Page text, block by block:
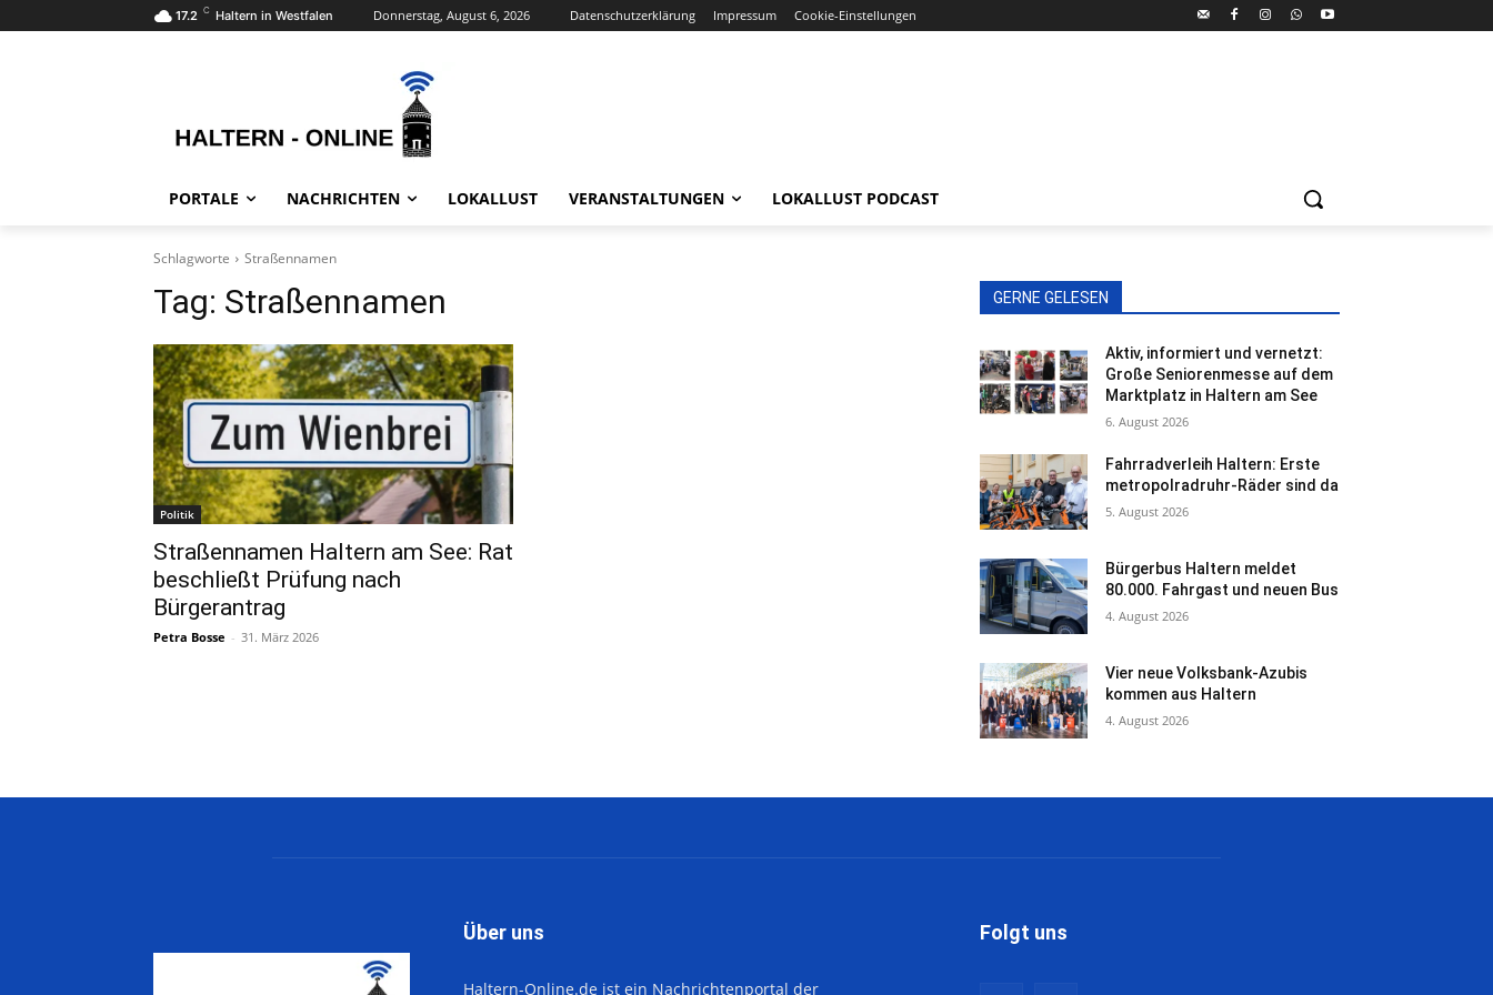
17.2 C Haltern in Westfalen Donnerstag, August 6, 2026 Datenschutzerklärung Impressum Cookie-Einstellungen
PORTALE NACHRICHTEN LOKALLUST VERANSTALTUNGEN LOKALLUST PODCAST
Schlagworte Straßennamen
Tag: Straßennamen
Politik
Straßennamen Haltern am See: Rat
beschließt Prüfung nach
Bürgerantrag
Petra Bosse - 31. März 2026
GERNE GELESEN
Aktiv, informiert und vernetzt:
Große Seniorenmesse auf dem
Marktplatz in Haltern am See
6. August 2026
Fahrradverleih Haltern: Erste
metropolradruhr-Räder sind da
5. August 2026
Bürgerbus Haltern meldet
80.000. Fahrgast und neuen Bus
4. August 2026
Vier neue Volksbank-Azubis
kommen aus Haltern
4. August 2026
Über uns
Haltern-Online.de ist ein Nachrichtenportal der
Folgt uns